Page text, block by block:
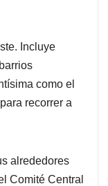
Incluye
como el
recorrer a
alrededores
Comité Central